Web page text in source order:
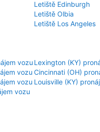
Letiště Edinburgh
Letiště Olbia
Letiště Los Angeles
vozu Lexington (KY)
vozu Cincinnati (OH)
vozu Louisville (KY)
vozu